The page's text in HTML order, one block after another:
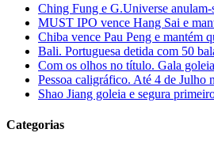
Ching Fung e G.Universe
MUST IPO vence Hang Sai e
Chiba vence Pau Peng e mantém
Bali. Portuguesa detida com 50
Com os olhos no título. Gala
Pessoa caligráfico. Até 4 de Julho
Shao Jiang goleia e segura
Categorias